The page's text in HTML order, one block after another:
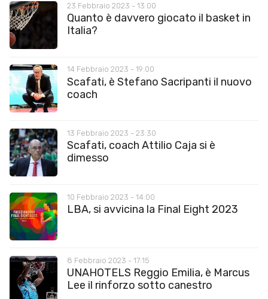
23 Febbraio 2023 - 13:00
Quanto è davvero giocato il basket in
Italia?
14 Febbraio 2023 - 19:00
Scafati, è Stefano Sacripanti il nuovo
coach
13 Febbraio 2023 - 23:30
Scafati, coach Attilio Caja si è
dimesso
10 Febbraio 2023 - 14:00
LBA, si avvicina la Final Eight 2023
8 Febbraio 2023 - 17:15
UNAHOTELS Reggio Emilia, è Marcus
Lee il rinforzo sotto canestro